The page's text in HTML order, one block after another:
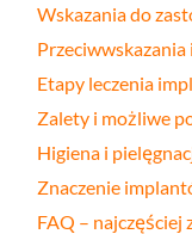
Wskazania do
Przeciwwskazania
Etapy leczenia
Zalety i możliwe
Higiena i
Znaczenie
FAQ – najczęściej